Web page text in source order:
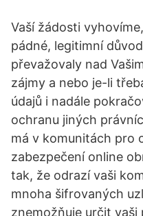
Vaší žádosti
pádné, legitimní
převažovaly nad
zájmy a nebo je-li
údajů i nadále
ochranu jiných
má v komunitách pro
zabezpečení online
tak, že odrazí vaši
mnoha šifrovaných
znemožňuje určit vaši